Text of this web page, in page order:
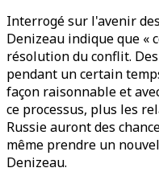
Interrogé sur l'avenir
Denizeau indique que «
résolution du conflit.
pendant un certain
façon raisonnable et
ce processus, plus les
Russie auront des
même prendre un
Denizeau.